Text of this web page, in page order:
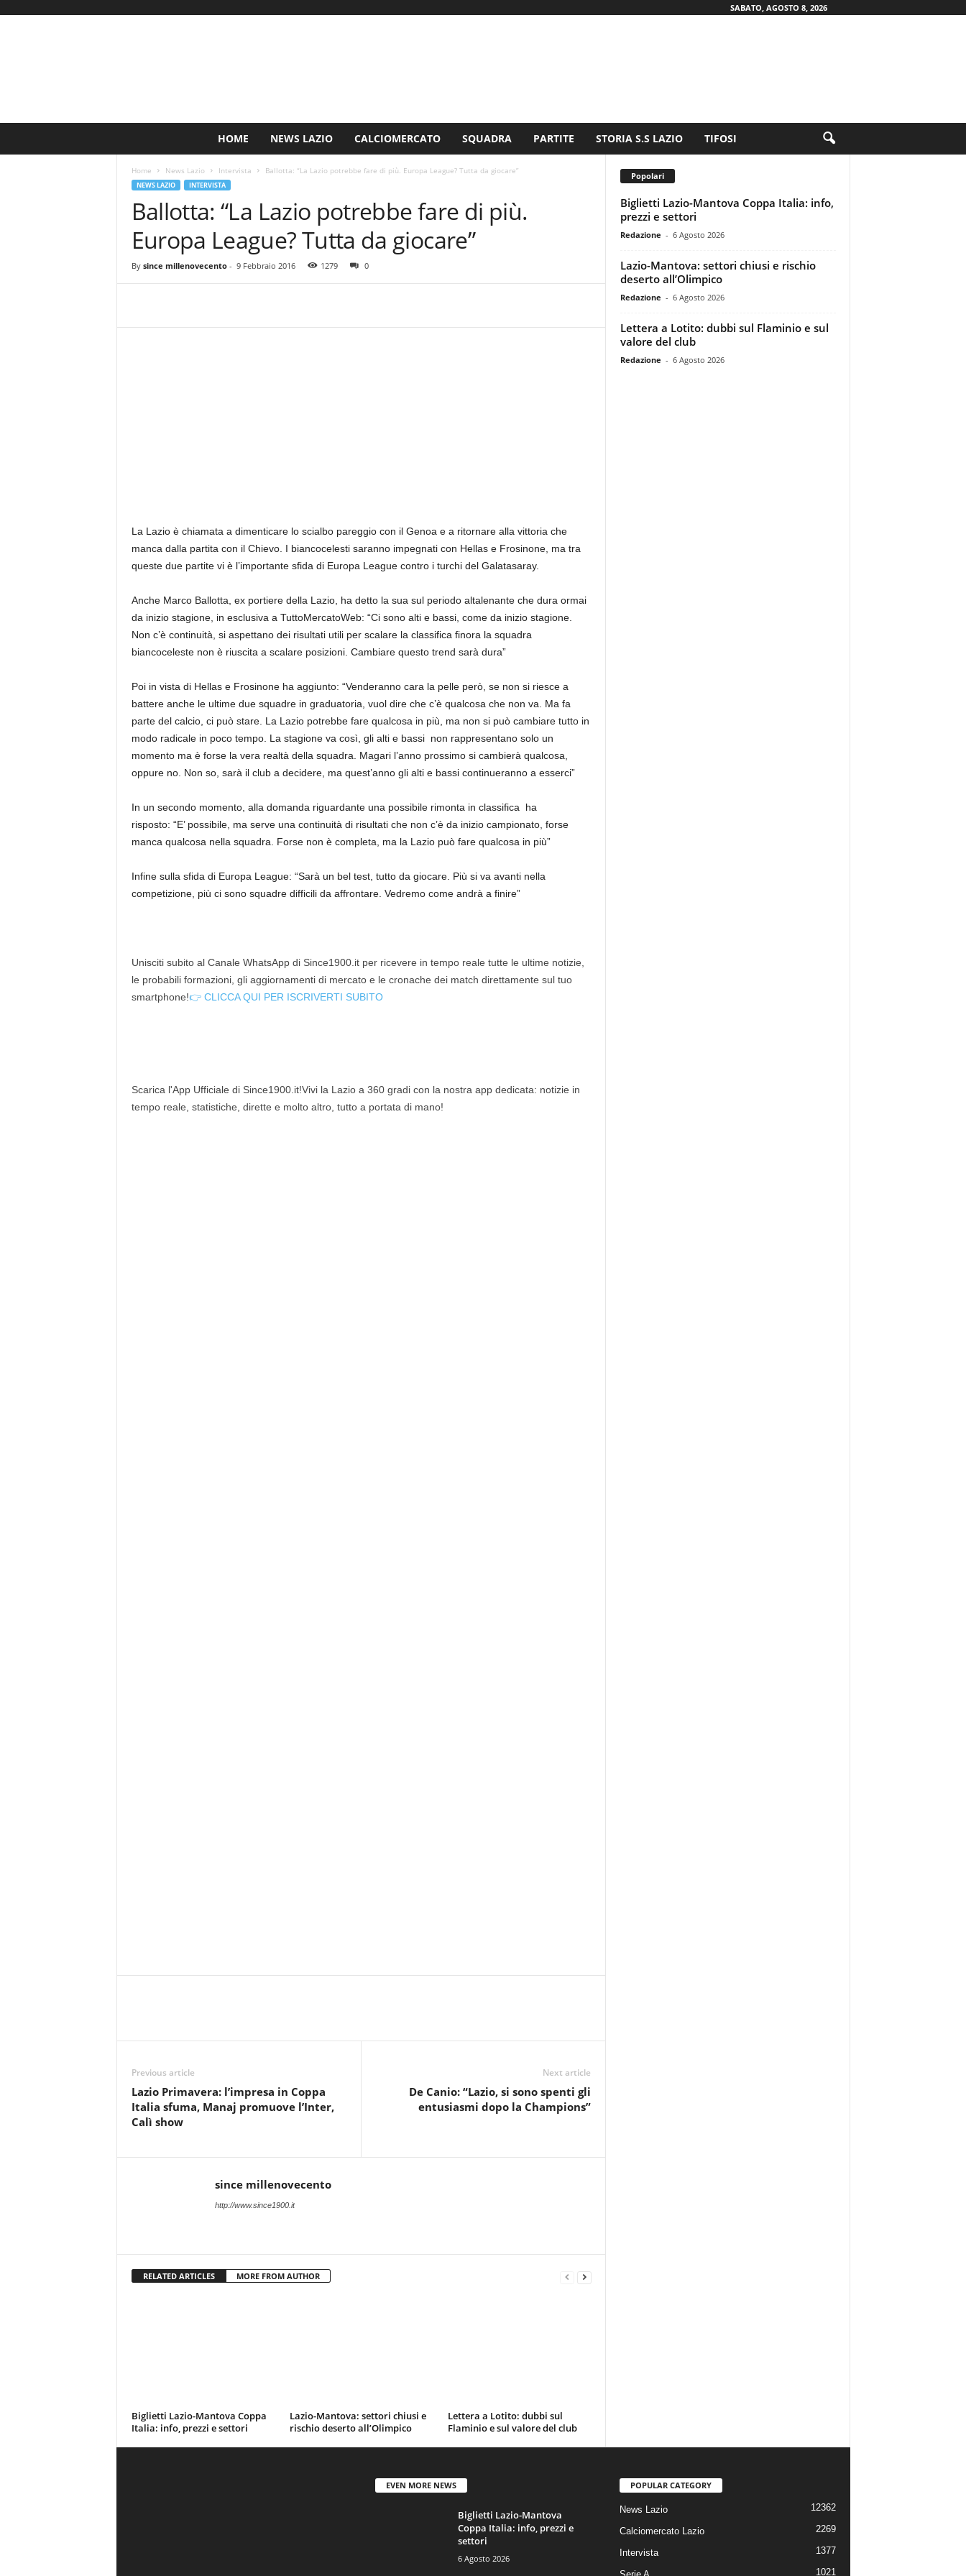
SABATO, AGOSTO 8, 2026
HOME NEWS LAZIO CALCIOMERCATO SQUADRA PARTITE STORIA S.S LAZIO TIFOSI
Home News Lazio Intervista Ballotta: “La Lazio potrebbe fare di più. Europa League? Tutta da giocare”
NEWS LAZIO INTERVISTA
Ballotta: “La Lazio potrebbe fare di più.
Europa League? Tutta da giocare”
By since millenovecento- 9 Febbraio 2016 1279 0
La Lazio è chiamata a dimenticare lo scialbo pareggio con il Genoa e a ritornare alla vittoria che
manca dalla partita con il Chievo. I biancocelesti saranno impegnati con Hellas e Frosinone, ma tra
queste due partite vi è l’importante sfida di Europa League contro i turchi del Galatasaray.
Anche Marco Ballotta, ex portiere della Lazio, ha detto la sua sul periodo altalenante che dura ormai
da inizio stagione, in esclusiva a TuttoMercatoWeb: “Ci sono alti e bassi, come da inizio stagione.
Non c’è continuità, si aspettano dei risultati utili per scalare la classifica finora la squadra
biancoceleste non è riuscita a scalare posizioni. Cambiare questo trend sarà dura”
Poi in vista di Hellas e Frosinone ha aggiunto: “Venderanno cara la pelle però, se non si riesce a
battere anche le ultime due squadre in graduatoria, vuol dire che c’è qualcosa che non va. Ma fa
parte del calcio, ci può stare. La Lazio potrebbe fare qualcosa in più, ma non si può cambiare tutto in
modo radicale in poco tempo. La stagione va così, gli alti e bassi non rappresentano solo un
momento ma è forse la vera realtà della squadra. Magari l’anno prossimo si cambierà qualcosa,
oppure no. Non so, sarà il club a decidere, ma quest’anno gli alti e bassi continueranno a esserci”
In un secondo momento, alla domanda riguardante una possibile rimonta in classifica ha
risposto: “E’ possibile, ma serve una continuità di risultati che non c’è da inizio campionato, forse
manca qualcosa nella squadra. Forse non è completa, ma la Lazio può fare qualcosa in più”
Infine sulla sfida di Europa League: “Sarà un bel test, tutto da giocare. Più si va avanti nella
competizione, più ci sono squadre difficili da affrontare. Vedremo come andrà a finire”
Unisciti subito al Canale WhatsApp di Since1900.it per ricevere in tempo reale tutte le ultime notizie,
le probabili formazioni, gli aggiornamenti di mercato e le cronache dei match direttamente sul tuo
smartphone!👉 CLICCA QUI PER ISCRIVERTI SUBITO
Scarica l'App Ufficiale di Since1900.it!Vivi la Lazio a 360 gradi con la nostra app dedicata: notizie in
tempo reale, statistiche, dirette e molto altro, tutto a portata di mano!
Previous article
Lazio Primavera: l’impresa in Coppa
Italia sfuma, Manaj promuove l’Inter,
Calì show
Next article
De Canio: “Lazio, si sono spenti gli
entusiasmi dopo la Champions”
since millenovecento
http://www.since1900.it
RELATED ARTICLES MORE FROM AUTHOR
Biglietti Lazio-Mantova Coppa
Italia: info, prezzi e settori
Lazio-Mantova: settori chiusi e
rischio deserto all’Olimpico
Lettera a Lotito: dubbi sul
Flaminio e sul valore del club
Popolari
Biglietti Lazio-Mantova Coppa Italia: info,
prezzi e settori
Redazione - 6 Agosto 2026
Lazio-Mantova: settori chiusi e rischio
deserto all’Olimpico
Redazione - 6 Agosto 2026
Lettera a Lotito: dubbi sul Flaminio e sul
valore del club
Redazione - 6 Agosto 2026
EVEN MORE NEWS
Biglietti Lazio-Mantova
Coppa Italia: info, prezzi e
settori
6 Agosto 2026
POPULAR CATEGORY
News Lazio 12362
Calciomercato Lazio 2269
Intervista 1377
1021